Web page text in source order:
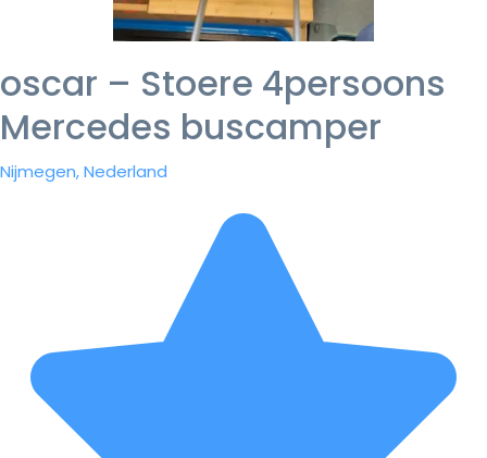
oscar – Stoere 4persoons
Mercedes buscamper
Nijmegen, Nederland